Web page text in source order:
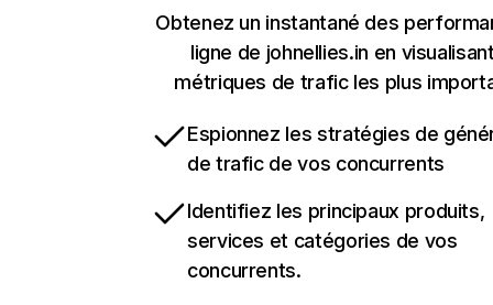
Obtenez un instantané des
ligne de johnellies.in en
métriques de trafic les plus
Espionnez les stratégies de
de trafic de vos concurrents
Identifiez les principaux produits,
services et catégories de vos
concurrents.